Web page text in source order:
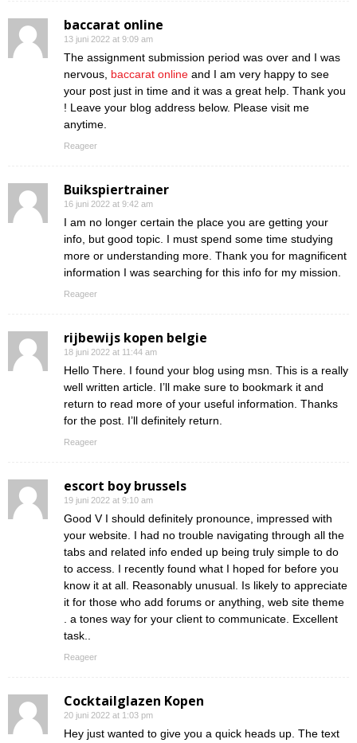
baccarat online
13 juni 2022 at 9:09 am
The assignment submission period was over and I was
nervous, baccarat online and I am very happy to see
your post just in time and it was a great help. Thank you
! Leave your blog address below. Please visit me
anytime.
Reageer
Buikspiertrainer
16 juni 2022 at 9:42 am
I am no longer certain the place you are getting your
info, but good topic. I must spend some time studying
more or understanding more. Thank you for magnificent
information I was searching for this info for my mission.
Reageer
rijbewijs kopen belgie
18 juni 2022 at 11:44 am
Hello There. I found your blog using msn. This is a really
well written article. I’ll make sure to bookmark it and
return to read more of your useful information. Thanks
for the post. I’ll definitely return.
Reageer
escort boy brussels
19 juni 2022 at 9:10 am
Good V I should definitely pronounce, impressed with
your website. I had no trouble navigating through all the
tabs and related info ended up being truly simple to do
to access. I recently found what I hoped for before you
know it at all. Reasonably unusual. Is likely to appreciate
it for those who add forums or anything, web site theme
. a tones way for your client to communicate. Excellent
task..
Reageer
Cocktailglazen Kopen
20 juni 2022 at 1:03 pm
Hey just wanted to give you a quick heads up. The text